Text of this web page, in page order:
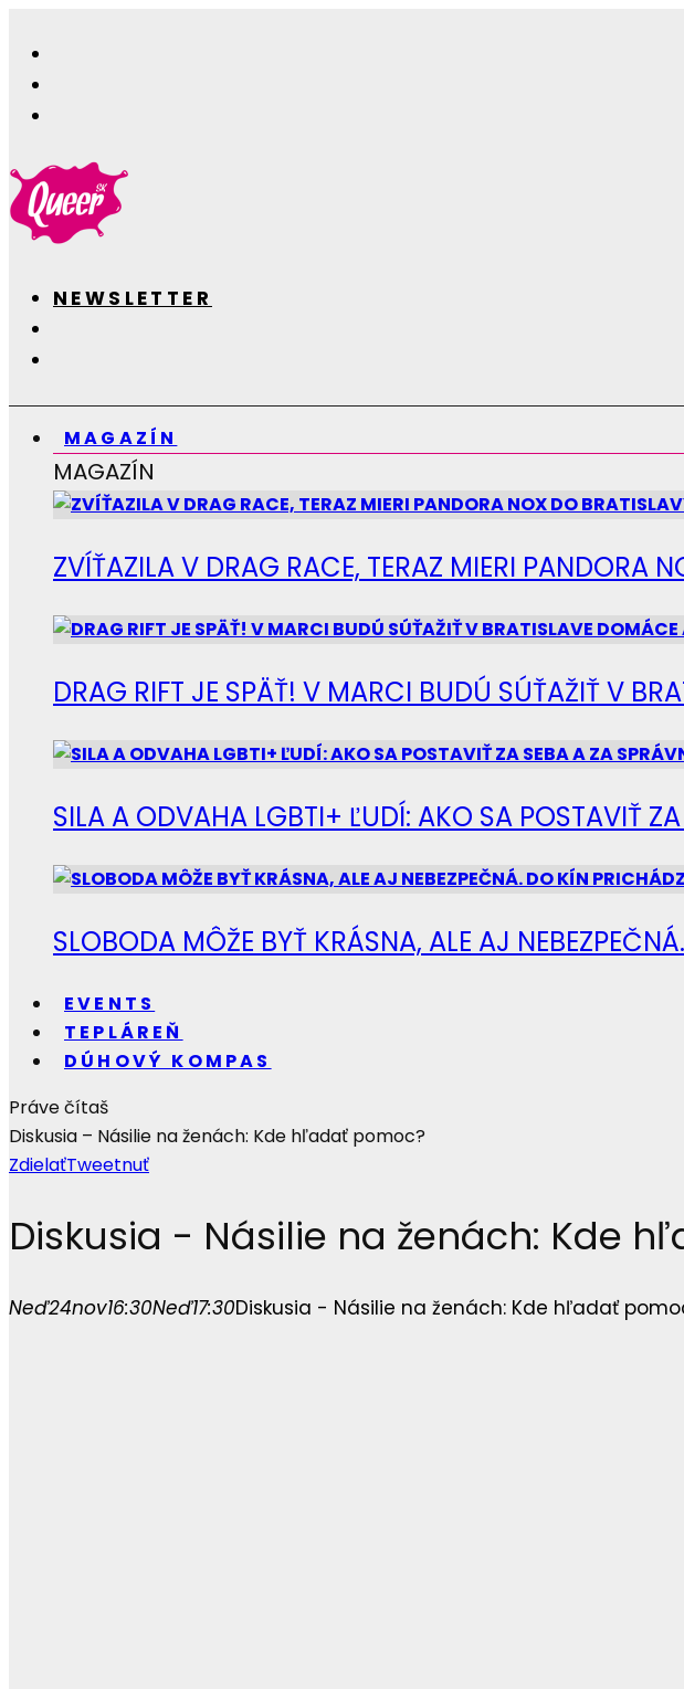
NEWSLETTER
MAGAZÍN
MAGAZÍN
ZVÍŤAZILA V DRAG RACE, TERAZ MIERI PANDORA
DRAG RIFT JE SPÄŤ! V MARCI BUDÚ SÚŤAŽIŤ V
SILA A ODVAHA LGBTI+ ĽUDÍ: AKO SA POSTAVIŤ
SLOBODA MÔŽE BYŤ KRÁSNA, ALE AJ
EVENTS
TEPLÁREŇ
DÚHOVÝ KOMPAS
Práve čítaš
Diskusia – Násilie na ženách: Kde hľadať pomoc?
ZdielaťTweetnuť
Diskusia - Násilie na ženách: Kde
Neď24nov16:30Neď17:30Diskusia - Násilie na ženách: Kde hľadať